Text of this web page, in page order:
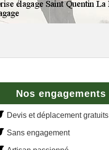
Nos engagements
Devis et déplacement gratuits
Sans engagement